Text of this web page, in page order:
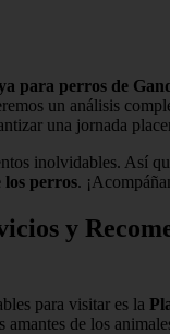
para perros de
un análisis
una jornada
inolvidables. Así
los perros.
y
para visitar es la
amantes de los